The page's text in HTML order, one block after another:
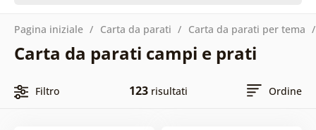
Pagina iniziale Carta da parati Carta da parati per tema
Carta da parati campi e prati
Filtro 123risultati Ordine